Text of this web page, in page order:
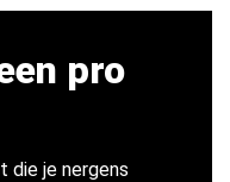
pro
die je nergens